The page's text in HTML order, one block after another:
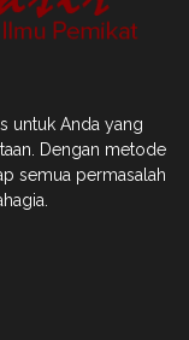
untuk Anda yang
Dengan metode
semua permasalah